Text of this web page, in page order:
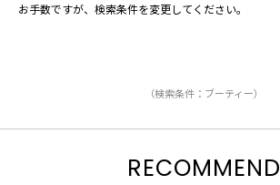
お手数ですが、検索条件を変更してください。
（検索条件：ブーティー）
RECOMMEND